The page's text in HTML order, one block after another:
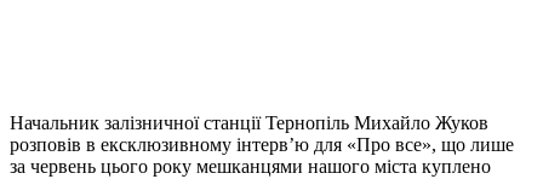
Начальник залізничної станції Тернопіль Михайло Жуков
розповів в ексклюзивному інтерв’ю для «Про все», що лише
за червень цього року мешканцями нашого міста куплено